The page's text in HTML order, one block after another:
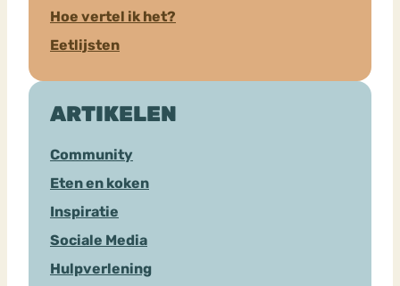
Hoe vertel ik het?
Eetlijsten
ARTIKELEN
Community
Eten en koken
Inspiratie
Sociale Media
Hulpverlening